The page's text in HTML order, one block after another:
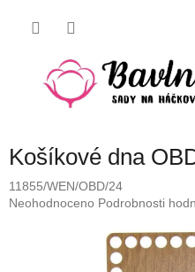
Košíkové dna
11855/WEN/OBD/24
Průměrné
Neohodnoceno Podrobnosti